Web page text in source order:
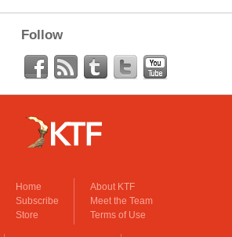
Follow
Home
Subscribe
Store
About KTF
Meet the Team
Terms of Use